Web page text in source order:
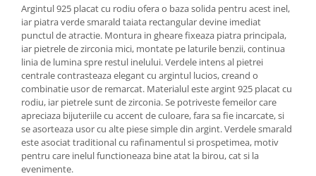
Argintul 925 placat cu rodiu ofera o baza solida pentru acest inel,
iar piatra verde smarald taiata rectangular devine imediat
punctul de atractie. Montura in gheare fixeaza piatra principala,
iar pietrele de zirconia mici, montate pe laturile benzii, continua
linia de lumina spre restul inelului. Verdele intens al pietrei
centrale contrasteaza elegant cu argintul lucios, creand o
combinatie usor de remarcat. Materialul este argint 925 placat cu
rodiu, iar pietrele sunt de zirconia. Se potriveste femeilor care
apreciaza bijuteriile cu accent de culoare, fara sa fie incarcate, si
se asorteaza usor cu alte piese simple din argint. Verdele smarald
este asociat traditional cu rafinamentul si prospetimea, motiv
pentru care inelul functioneaza bine atat la birou, cat si la
evenimente.